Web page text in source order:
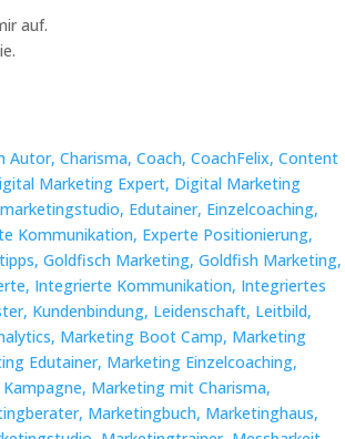
auf.
Autor,Charisma,Coach,CoachFelix,Content
Marketing Expert, Digital Marketing
Edutainer, Einzelcoaching,
Kommunikation, Experte Positionierung,
Goldfisch Marketing,Goldfish Marketing,
Integrierte Kommunikation, Integriertes
Kundenbindung, Leidenschaft, Leitbild,
Marketing Boot Camp, Marketing
Edutainer, Marketing Einzelcoaching,
Marketing mit Charisma,
Marketingbuch, Marketinghaus,